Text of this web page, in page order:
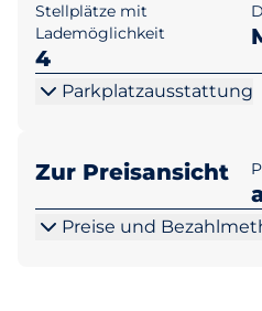
Stellplätze mit
Lademöglichkeit
4
Parkplatzausstattung
Zur Preisansicht
Preise und